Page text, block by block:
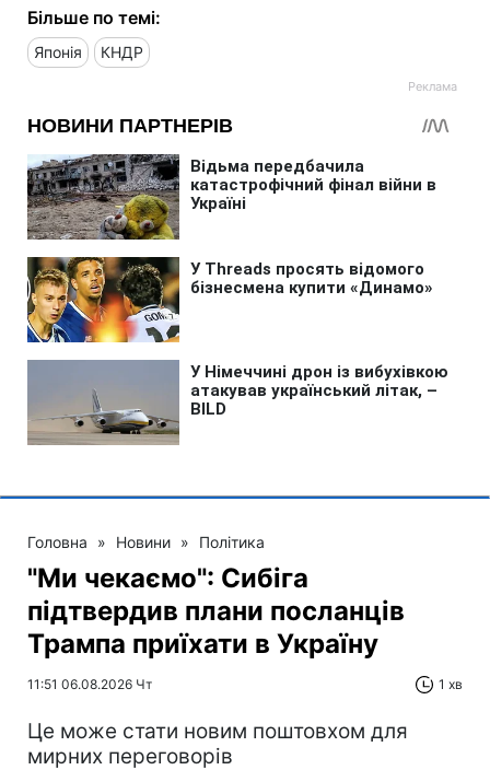
Більше по темі:
Японія КНДР
Головна » Новини » Політика
"Ми чекаємо": Сибіга
підтвердив плани посланців
Трампа приїхати в Україну
11:51 06.08.2026 Чт 1 хв
Це може стати новим поштовхом для
мирних переговорів